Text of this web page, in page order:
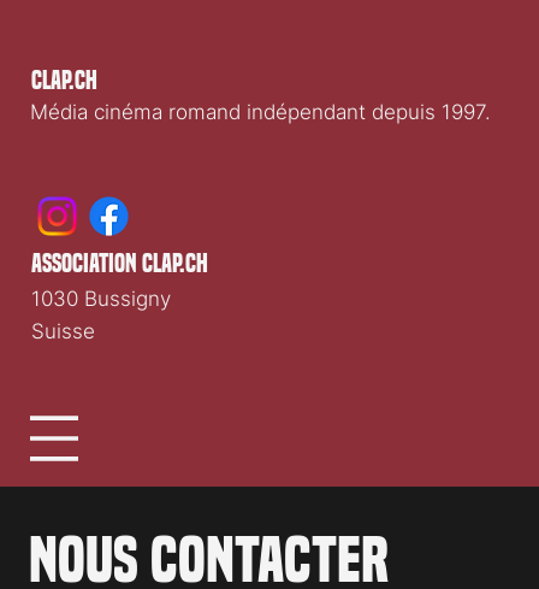
Clap.ch
Média cinéma romand indépendant depuis 1997.
Nous contacter
association clap.ch
1030 Bussigny
Suisse